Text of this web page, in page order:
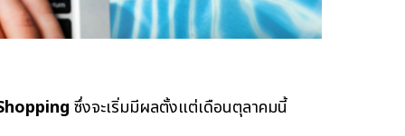
ซึ่งจะเริ่มมีผลตั้งแต่เดือนตุลาคมนี้